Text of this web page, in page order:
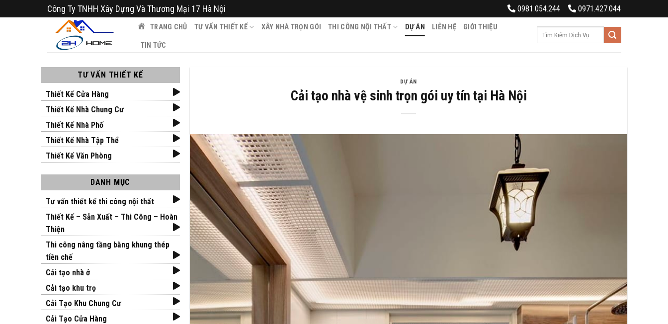
qua
Công Ty TNHH Xây Dựng Và Thương Mại 17 Hà Nội 0981.054.244 0971.427.044
TRANG CHỦ TƯ VẤN THIẾT KẾ XÂY NHÀ TRỌN GÓI THI CÔNG NỘI THẤT DỰ ÁN LIÊN HỆ GIỚI THIỆU
TIN TỨC
TƯ VẤN THIẾT KẾ
Thiết Kế Cửa Hàng
Thiết Kế Nhà Chung Cư
Thiết Kế Nhà Phố
Thiết Kế Nhà Tập Thể
Thiết Kế Văn Phòng
DANH MỤC
Tư vấn thiết kế thi công nội thất
Thiết Kế – Sản Xuất – Thi Công – Hoàn
Thiện
Thi công nâng tầng bằng khung thép
tiền chế
Cải tạo nhà ở
Cải tạo khu trọ
Cải Tạo Khu Chung Cư
Cải Tạo Cửa Hàng
DỰ ÁN
Cải tạo nhà vệ sinh trọn gói uy tín tại Hà Nội